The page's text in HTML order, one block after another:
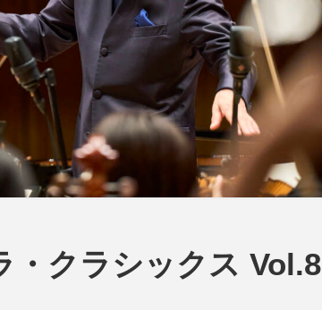
・クラシックス Vol.8